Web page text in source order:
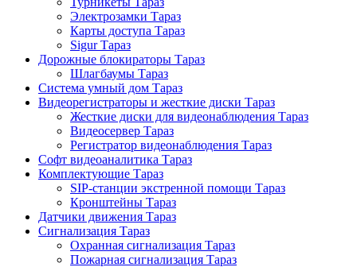
Электрозамки Тараз
Карты доступа Тараз
Sigur Тараз
Дорожные блокираторы Тараз
Шлагбаумы Тараз
Система умный дом Тараз
Видеорегистраторы и жесткие диски Тараз
Жесткие диски для видеонаблюдения Тараз
Видеосервер Тараз
Регистратор видеонаблюдения Тараз
Софт видеоаналитика Тараз
Комплектующие Тараз
SIP-станции экстренной помощи Тараз
Кронштейны Тараз
Датчики движения Тараз
Сигнализация Тараз
Охранная сигнализация Тараз
Пожарная сигнализация Тараз